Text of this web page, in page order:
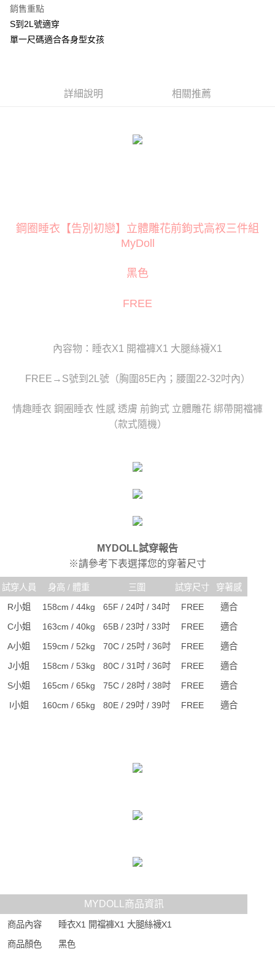
台灣樂天信用卡公司
相關說明
【關於「AFTEE先享後付」】
AFTEE先享後付是「在收到商品之後才付款」的支付方式。 讓您購物簡單
２．訂單成立數日內，您將收到繳費通知簡訊。
客戶支援中心」
https://netprotections.freshdesk.com/support/home
易，需依本服務之必要範圍內提供個人資料，並將交易相關給付款項請求債
４．使用「AFTEE先享後付」時，將依據個別帳號之用戶狀況，依本公司即
５．嚴禁一人註冊多個帳號或使用他人資訊註冊。若發現惡意使用之情形，
ATM付款
付款後萊爾富取貨
貨到付款(新竹貨運)
每筆NT$120
銷售重點
S到2L號適穿
單一尺碼適合各身型女孩
詳細說明 相關推薦
鋼圈睡衣【告別初戀】立體雕花前鉤式高衩三件組
MyDoll
黑色
FREE
內容物：睡衣X1 開襠褲X1 大腿絲襪X1
FREE→S號到2L號（胸圍85E內；腰圍22-32吋內）
情趣睡衣 鋼圈睡衣 性感 透膚 前鉤式 立體雕花 綁帶開襠褲
（款式隨機）
MYDOLL試穿報告
※請參考下表選擇您的穿著尺寸
試穿人員 身高 / 體重 三圍 試穿尺寸
穿著感
R小姐
158cm / 44kg 65F / 24吋 / 34吋 FREE
適合
C小姐
163cm / 40kg 65B / 23吋 / 33吋 FREE
適合
A小姐
159cm / 52kg 70C / 25吋 / 36吋 FREE
適合
J小姐
158cm / 53kg 80C / 31吋 / 36吋 FREE
適合
S小姐
165cm / 65kg 75C / 28吋 / 38吋 FREE
適合
I小姐
160cm / 65kg 80E / 29吋 / 39吋 FREE 適合
MYDOLL商品資訊
商品內容
睡衣X1 開襠褲X1 大腿絲襪X1
商品顏色
黑色